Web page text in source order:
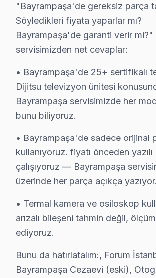
C: Tamir tamamlandıktan sonra.
S: Bayrampaşa'de tamir sırasında
C: Bayrampaşa müşterisine haber
C: Hayır, Bayrampaşa genelinde
S: Bayrampaşa'de tamir sonrası
C: servisimizde garanti süresi içinde
S: Bayrampaşa'de Dijitsu
C: Bayrampaşa servisimizde Dijitsu
S: Bayrampaşa'de Dijitsu 4K modeli
C: Bayrampaşa'de söz konusu
S: Bayrampaşa'de Dijitsu LED TV
C: Bayrampaşa servisimize
Bayrampaşa'de Dijitsu Hizmete
Telefon: 0850 811 14 36
"Bayrampaşa'de gereksiz parça
Söyledikleri fiyata yaparlar mı?
Bayrampaşa'de garanti verir mi?"
servisimizden net cevaplar:
• Bayrampaşa'de 25+ sertifikalı
Dijitsu televizyon ünitesi
Bayrampaşa servisimizde her
bunu biliyoruz.
• Bayrampaşa'de sadece orijinal
kullanıyoruz. fiyatı önceden
çalışıyoruz — Bayrampaşa
üzerinde her parça açıkça yazıyor.
• Termal kamera ve osiloskop
arızalı bileşeni tahmin değil,
ediyoruz.
Bunu da hatırlatalım:, Forum
Bayrampaşa Cezaevi (eski),